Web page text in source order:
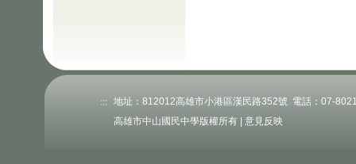
:::
地址：812012高雄市小港區漢民路352號 電話：07-
高雄市中山國民中學版權所有 | 意見反映